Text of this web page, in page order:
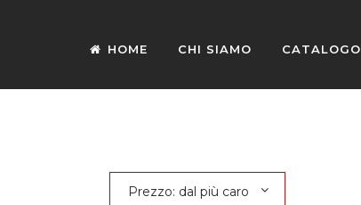
HOME CHI SIAMO CATALOGO
Prezzo: dal più caro